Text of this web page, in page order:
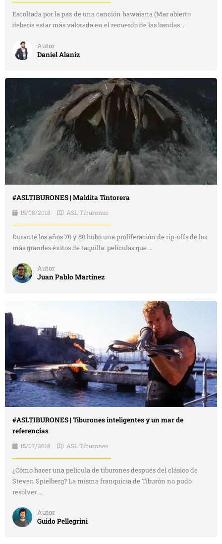
Escoltada por la paz de una canción hawaiana (Mar abierto
debería estar más valorada en el recuerdo de las bandas ...
Autor
Daniel Alaniz
#ASLTIBURONES | Maldita Tintorera
15/08/2018 ASL Tiburones
Durante los años 70 y 80 hubo una proliferación de rip-offs de los
más grandes éxitos de taquilla: películas que ...
Autor
Juan Pablo Martinez
#ASLTIBURONES | Tiburones inteligentes y un mar de
referencias
15/07/2018 ASL Tiburones
¿Cómo hacer una película de tiburones después del clásico de
Steven Spielberg? La misma franquicia de Tiburón no pudo
resolver ...
Autor
Guido Pellegrini